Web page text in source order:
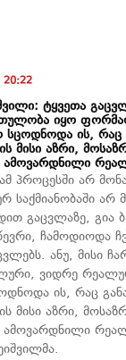
20:22
ტყვეთა
იყო
ის, რაც
მისი აზრი,
ამ პროცესში არ
საქმიანობაში არ
გაცვლაზე, გია
ჩამოდიოდა
ანუ, მისი
ვიდრე
ის, რაც
მისი აზრი,